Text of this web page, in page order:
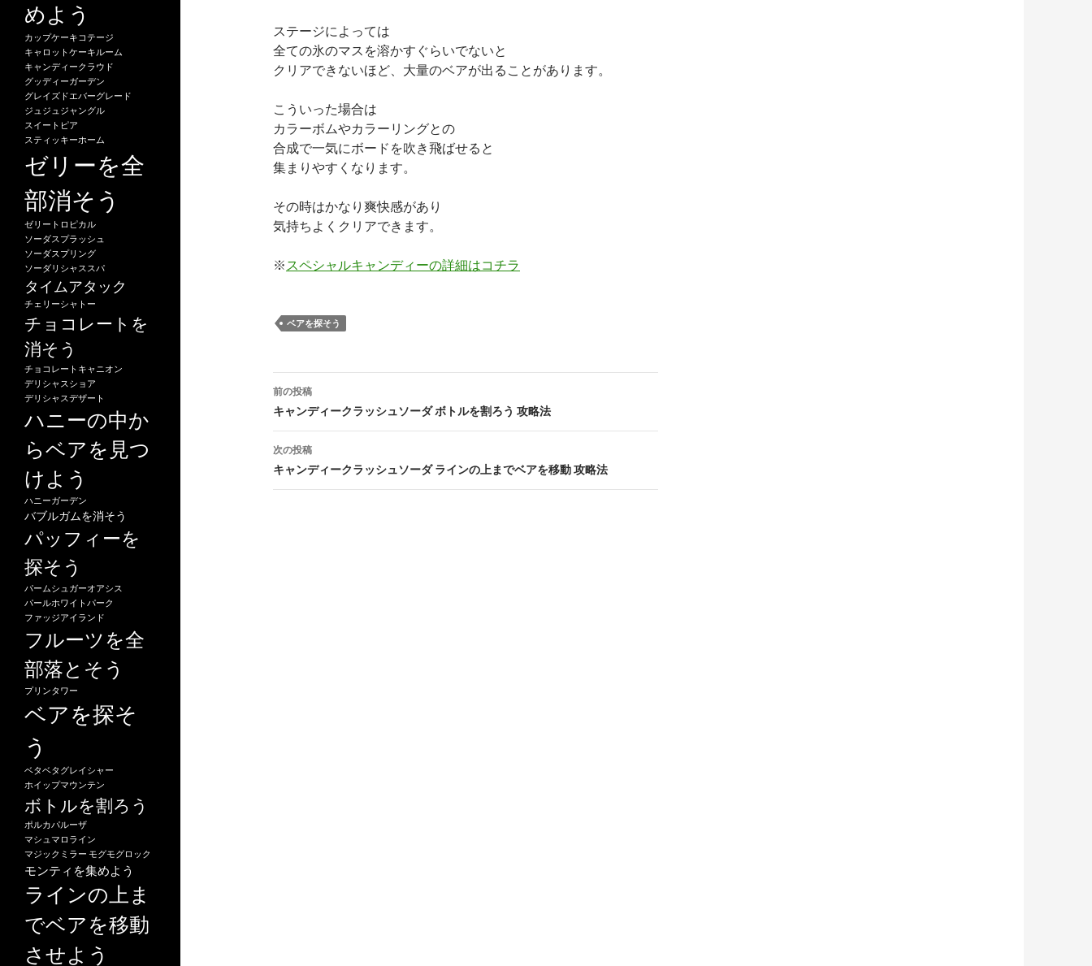
ステージによっては
全ての氷のマスを溶かすぐらいでないと
クリアできないほど、大量のベアが出ることがあります。
こういった場合は
カラーボムやカラーリングとの
合成で一気にボードを吹き飛ばせると
集まりやすくなります。
その時はかなり爽快感があり
気持ちよくクリアできます。
※ スペシャルキャンディーの詳細はコチラ
ベアを探そう
投
稿
ナ
ビ
ゲ
前の投稿
キャンディークラッシュソーダ ボトルを割ろう 攻略法
次の投稿
キャンディークラッシュソーダ ラインの上までベアを移動 攻略法
めよう
カップケーキコテージ
キャロットケーキルーム
キャンディークラウド
グッディーガーデン
グレイズドエバーグレード
ジュジュジャングル
スイートピア
スティッキーホーム
ゼリーを全
部消そう
ゼリートロピカル
ソーダスプラッシュ
ソーダスプリング
ソーダリシャススパ
タイムアタック
チェリーシャトー
チョコレートを
消そう
チョコレートキャニオン
デリシャスショア
デリシャスデザート
ハニーの中か
らベアを見つ
けよう
ハニーガーデン
バブルガムを消そう
パッフィーを
探そう
パームシュガーオアシス
パールホワイトパーク
ファッジアイランド
フルーツを全
部落とそう
プリンタワー
ベアを探そ
う
ベタベタグレイシャー
ホイップマウンテン
ボトルを割ろう
ポルカパルーザ
マシュマロライン
マジックミラー モグモグロック
モンティを集めよう
ラインの上ま
でベアを移動
させよう